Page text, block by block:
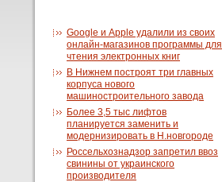
Google и Apple удалили из своих
онлайн-магазинов программы для
чтения электронных книг
В Нижнем построят три главных
корпуса нового
машиностроительного завода
Более 3,5 тыс лифтов
планируется заменить и
модернизировать в Н.новгороде
Россельхознадзор запретил ввоз
свинины от украинского
производителя